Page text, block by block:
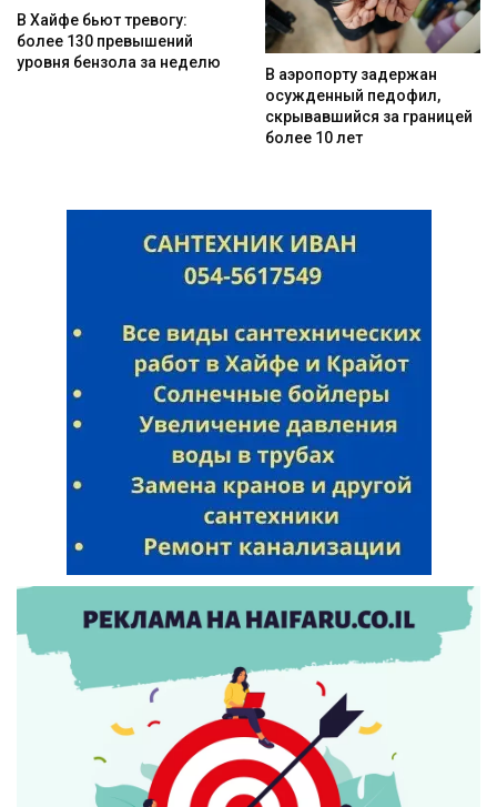
В Хайфе бьют тревогу:
более 130 превышений
уровня бензола за неделю
В аэропорту задержан
осужденный педофил,
скрывавшийся за границей
более 10 лет